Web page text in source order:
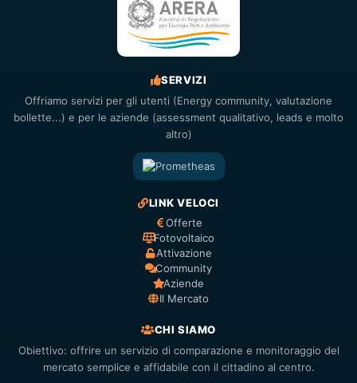
SERVIZI
Offriamo servizi per gli utenti (Energy community, valutazione
bollette...) e per le aziende (assessment qualitativo, leads e molto
altro)
LINK VELOCI
Offerte
Fotovoltaico
Attivazione
Community
Aziende
Il Mercato
CHI SIAMO
Obiettivo: offrire un servizio di comparazione e monitoraggio del
mercato semplice e affidabile con il cittadino al centro.